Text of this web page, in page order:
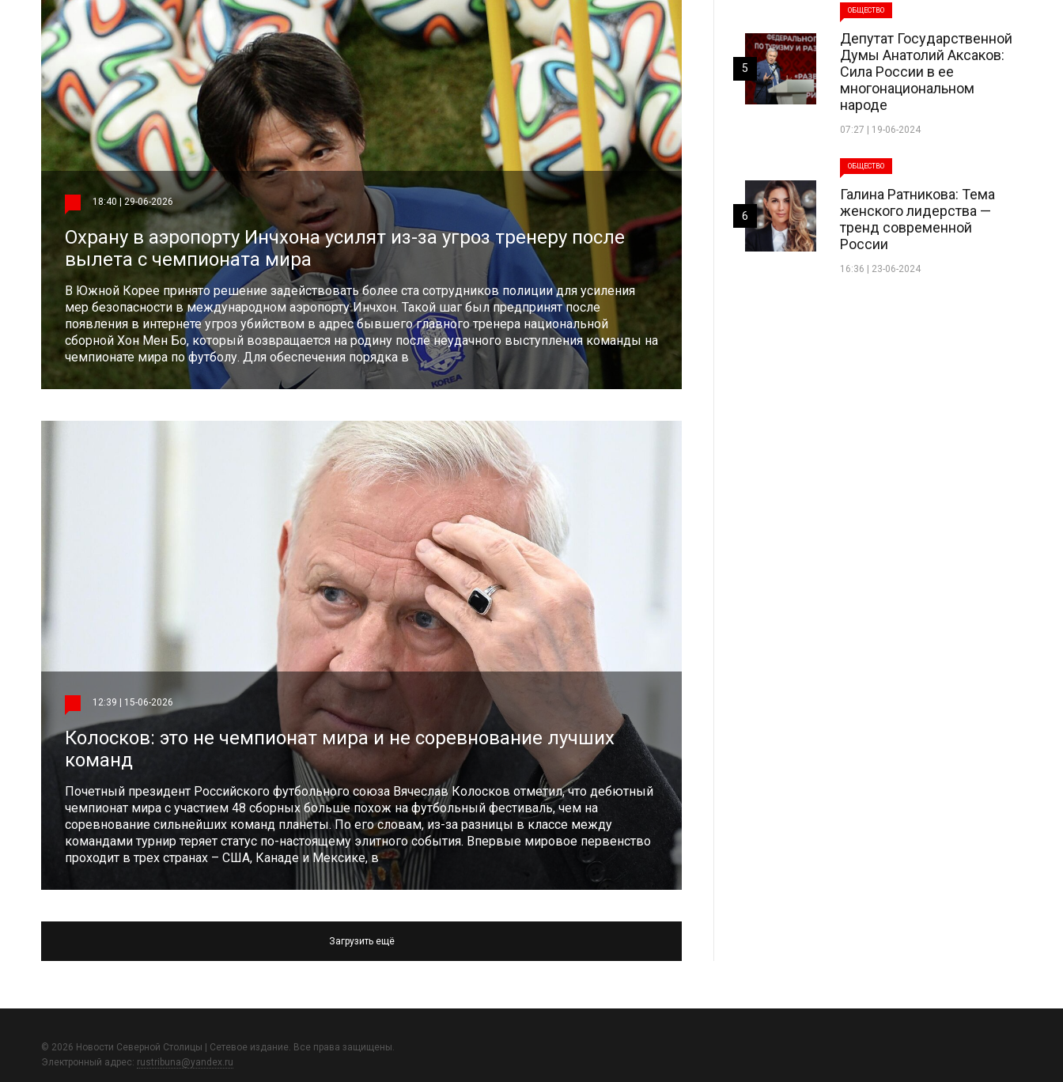
18:40 | 29-06-2026
Охрану в аэропорту Инчхона усилят из-за угроз тренеру после
вылета с чемпионата мира
В Южной Корее принято решение задействовать более ста сотрудников полиции для усиления
мер безопасности в международном аэропорту Инчхон. Такой шаг был предпринят после
появления в интернете угроз убийством в адрес бывшего главного тренера национальной
сборной Хон Мен Бо, который возвращается на родину после неудачного выступления команды на
чемпионате мира по футболу. Для обеспечения порядка в
12:39 | 15-06-2026
Колосков: это не чемпионат мира и не соревнование лучших
команд
Почетный президент Российского футбольного союза Вячеслав Колосков отметил, что дебютный
чемпионат мира с участием 48 сборных больше похож на футбольный фестиваль, чем на
соревнование сильнейших команд планеты. По его словам, из-за разницы в классе между
командами турнир теряет статус по-настоящему элитного события. Впервые мировое первенство
проходит в трех странах – США, Канаде и Мексике, в
Загрузить ещё
ОБЩЕСТВО
Депутат Государственной
Думы Анатолий Аксаков:
Сила России в ее
многонациональном
народе
07:27 | 19-06-2024
5
ОБЩЕСТВО
Галина Ратникова: Тема
женского лидерства —
тренд современной
России
16:36 | 23-06-2024
6
© 2026 Новости Северной Столицы | Сетевое издание. Все права защищены.
Электронный адрес: rustribuna@yandex.ru